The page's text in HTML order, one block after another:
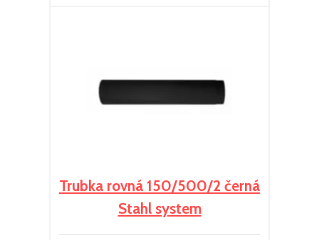
Trubka rovná 150/500/2 černá
Stahl system